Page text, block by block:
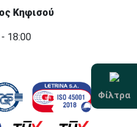
Φίλτρα
Κηφισού
18:00